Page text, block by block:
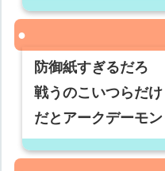
防御紙すぎるだろ
戦うのこいつらだ
だとアークデーモ